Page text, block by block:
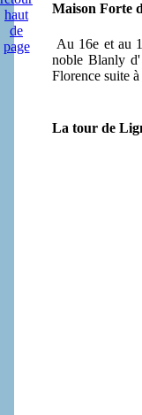
Maison Forte
Au 16e et au
noble Blanly
Florence suite
La tour de